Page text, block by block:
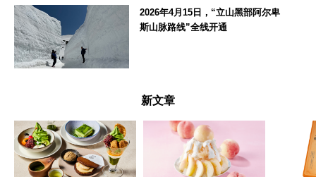
2026年4月15日，“立山黑部阿尔卑
斯山脉路线”全线开通
新文章